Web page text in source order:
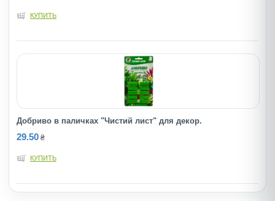
КУПИТЬ
Добриво в паличках "Чистий лист" для декор.
29.50 ₴
КУПИТЬ